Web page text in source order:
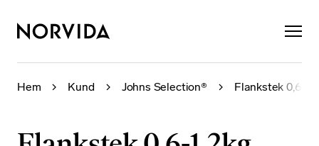
Hem Kund Johns Selection® Flankstek 0,6-